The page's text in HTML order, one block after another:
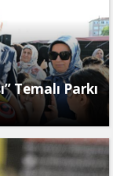
Temalı Parkı